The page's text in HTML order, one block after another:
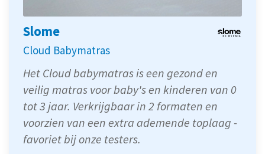
Slome
Cloud Babymatras
Het Cloud babymatras is een gezond en
veilig matras voor baby's en kinderen van 0
tot 3 jaar. Verkrijgbaar in 2 formaten en
voorzien van een extra ademende toplaag -
favoriet bij onze testers.